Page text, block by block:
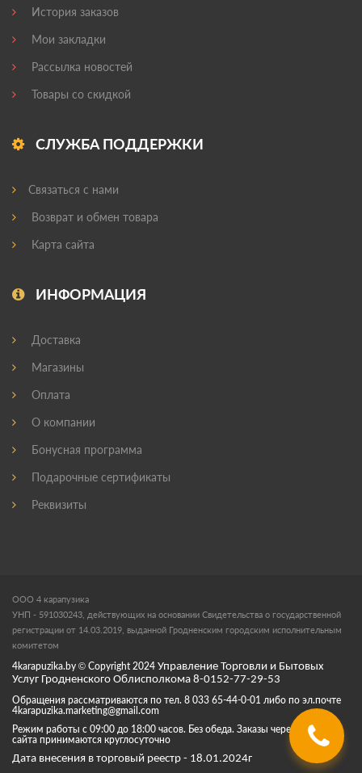
История заказов
Мои закладки
Рассылка новостей
Товары со скидкой
СЛУЖБА ПОДДЕРЖКИ
Связаться с нами
Возврат и обмен товара
Карта сайта
ИНФОРМАЦИЯ
Доставка
Магазины
Оплата
О компании
Бонусная программа
Подарочные сертификаты
Реквизиты
ООО 4 карапузика
УНП - 591030243, действующих на основании Свидетельства о государственной
регистрации от 14.03.2019, выданной Гродненским городским исполнительным
комитетом
4karapuzika.by © Copyright 2024 Управление Торговли и Бытовых
Услуг Гродненского Облисполкома 8-0152-77-29-53
Обращения рассматриваются по тел. 8 033 65-44-0-01 либо по эл.почте
4karapuzika.marketing@gmail.com
Режим работы с 09:00 до 18:00 часов. Без обеда. Заказы через корзину
сайта принимаются круглосуточно
Дата внесения в торговый реестр - 18.01.2024г